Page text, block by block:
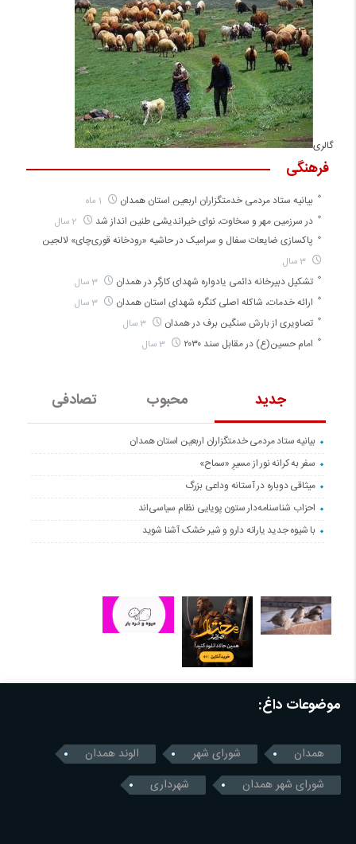
گالری
جدید محبوب تصادفی
بیانیه ستاد مردمی خدمتگزاران اربعین استان همدان
سفر به کرانه‌ نور از مسیرِ «سماح»
میثاقی دوباره در آستانه‌ وداعی بزرگ
احزاب شناسنامه‌دار ستون پویایی نظام سیاسی‌اند
با شیوه جدید یارانه دارو و شیر خشک آشنا شوید
فرهنگی
بیانیه ستاد مردمی خدمتگزاران اربعین استان همدان
در سرزمین مهر و سخاوت، نوای خیراندیشی طنین انداز شد
پاکسازی ضایعات سفال و سرامیک در حاشیه «رودخانه قوری‌چای» لالجین
3 سال
تشکیل دبیرخانه دائمی یادواره شهدای کارگر در همدان 3 سال
ارائه خدمات، شاکله اصلی کنگره شهدای استان همدان 3 سال
تصاویری از بارش سنگین برف در همدان 3 سال
امام حسین(ع) در مقابل سند ۲۰۳۰ 3 سال
موضوعات داغ:
همدان شورای شهر
الوند همدان
شورای شهر همدان
شهرداری